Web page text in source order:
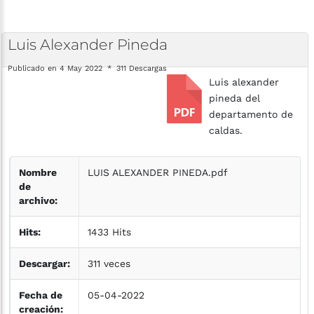
Luis Alexander Pineda
Publicado en 4 May 2022 311 Descargas
Luis alexander
pineda del
departamento de
caldas.
Nombre
de
archivo:
LUIS ALEXANDER PINEDA.pdf
Hits: 1433 Hits
Descargar: 311 veces
Fecha de
creación:
05-04-2022